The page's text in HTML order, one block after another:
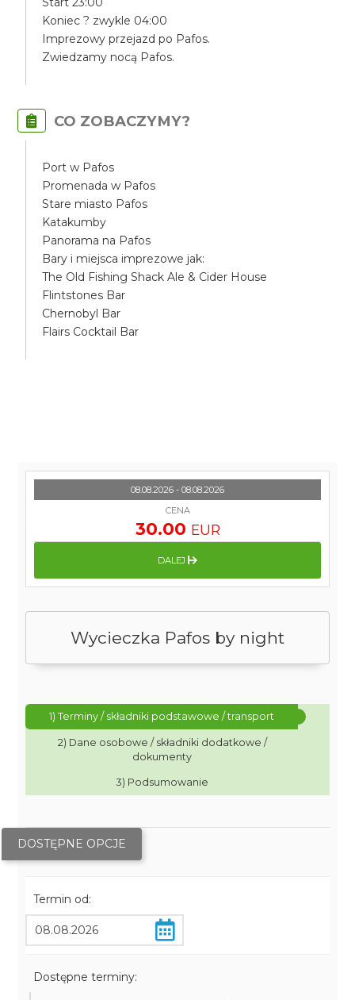
Koniec ? zwykle 04:00
Imprezowy przejazd po Pafos.
Zwiedzamy nocą Pafos.
CO ZOBACZYMY?
Port w Pafos
Promenada w Pafos
Stare miasto Pafos
Katakumby
Panorama na Pafos
Bary i miejsca imprezowe jak:
The Old Fishing Shack Ale & Cider House
Flintstones Bar
Chernobyl Bar
Flairs Cocktail Bar
Wycieczka Pafos by night
1) Terminy / składniki podstawowe / transport
2) Dane osobowe / składniki dodatkowe /
dokumenty
3) Podsumowanie
DOSTĘPNE OPCJE
Termin od:
Dostępne terminy:
08.08.2026 - 08.08.2026
CENA
30.00 EUR
DALEJ